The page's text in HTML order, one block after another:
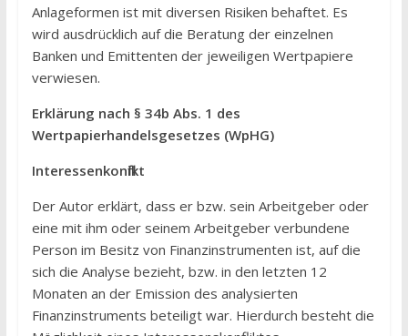
Anlageformen ist mit diversen Risiken behaftet. Es
wird ausdrücklich auf die Beratung der einzelnen
Banken und Emittenten der jeweiligen Wertpapiere
verwiesen.
Erklärung nach § 34b Abs. 1 des
Wertpapierhandelsgesetzes (WpHG)
Interessenkonflikt
Der Autor erklärt, dass er bzw. sein Arbeitgeber oder
eine mit ihm oder seinem Arbeitgeber verbundene
Person im Besitz von Finanzinstrumenten ist, auf die
sich die Analyse bezieht, bzw. in den letzten 12
Monaten an der Emission des analysierten
Finanzinstruments beteiligt war. Hierdurch besteht die